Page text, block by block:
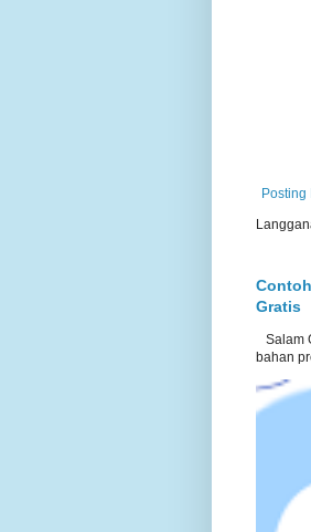
Posting
Gratis
Salam
bahan